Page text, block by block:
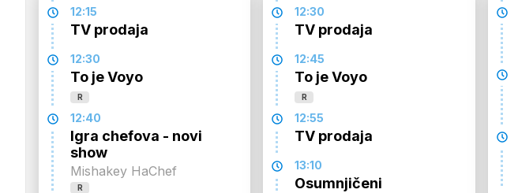
12:15
TV prodaja
12:30
To je Voyo
R
12:40
Igra chefova - novi
show
Mishakey HaChef
R
12:30
TV prodaja
12:45
To je Voyo
R
12:55
TV prodaja
13:10
Osumnjičeni